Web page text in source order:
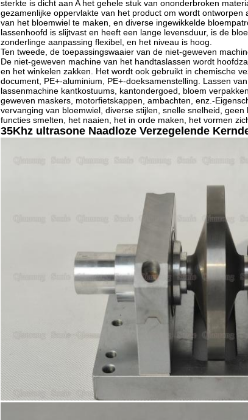
sterkte is dicht aan A het gehele stuk van ononderbroken
gezamenlijke oppervlakte van het product om wordt
van het bloemwiel te maken, en diverse ingewikkelde
lassenhoofd is slijtvast en heeft een lange levensduur, is de
zonderlinge aanpassing flexibel, en het niveau is hoog.
Ten tweede, de toepassingswaaier van de niet-geweven
De niet-geweven machine van het handtaslassen wordt
en het winkelen zakken. Het wordt ook gebruikt in chemische
document, PE+-aluminium, PE+-doeksamenstelling. Lassen
lassenmachine kantkostuums, kantondergoed, bloem
geweven maskers, motorfietskappen, ambachten, enz.-
vervanging van bloemwiel, diverse stijlen, snelle snelheid,
functies smelten, het naaien, het in orde maken, het vormen
35Khz ultrasone Naadloze Verzegelende